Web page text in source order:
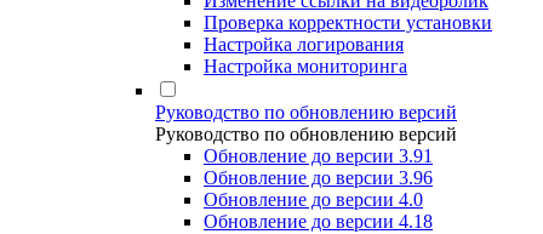
Проверка корректности установки
Настройка логирования
Настройка мониторинга
Руководство по обновлению версий
Руководство по обновлению версий
Обновление до версии 3.91
Обновление до версии 3.96
Обновление до версии 4.0
Обновление до версии 4.18